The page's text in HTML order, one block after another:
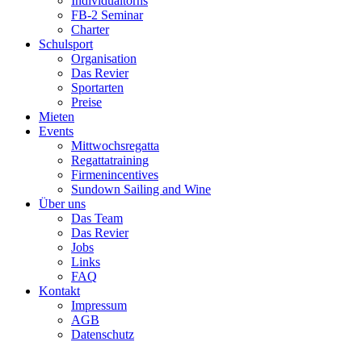
FB-2 Seminar
Charter
Schulsport
Organisation
Das Revier
Sportarten
Preise
Mieten
Events
Mittwochsregatta
Regattatraining
Firmenincentives
Sundown Sailing and Wine
Über uns
Das Team
Das Revier
Jobs
Links
FAQ
Kontakt
Impressum
AGB
Datenschutz